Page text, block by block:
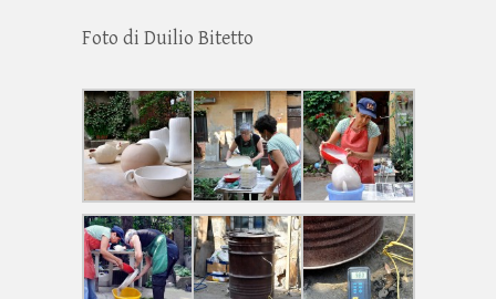
Foto di Duilio Bitetto